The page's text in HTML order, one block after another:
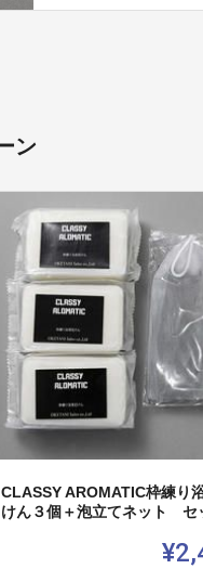
ン
CLASSY AROMATIC枠練り
けん３個＋泡立てネット セ